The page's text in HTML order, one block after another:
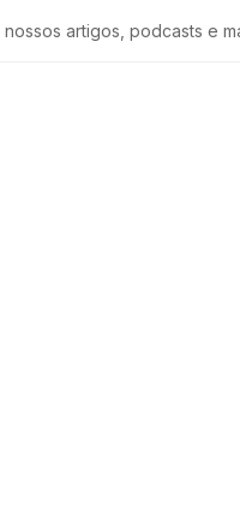
artigos, podcasts e
Shop